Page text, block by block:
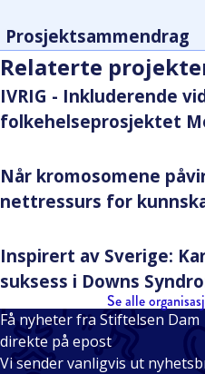
Prosjektsammendrag
Relaterte
IVRIG - Inkluderende
folkehelseprosjektet
Når kromosomene
nettressurs for
Inspirert av Sverige:
suksess i Downs
Se alle
Få nyheter fra Stiftelsen Dam
direkte på epost
Vi sender vanligvis ut